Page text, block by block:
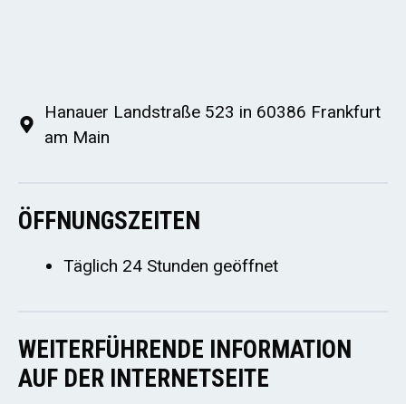
Hanauer Landstraße 523 in 60386 Frankfurt
am Main
ÖFFNUNGSZEITEN
Täglich 24 Stunden geöffnet
WEITERFÜHRENDE INFORMATION
AUF DER INTERNETSEITE